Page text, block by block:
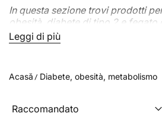
In questa sezione trovi prodotti
obesità, diabete di tipo 2 e fegato
Leggi di più
Leggi meno
Acasă Diabete, obesità, metabolismo